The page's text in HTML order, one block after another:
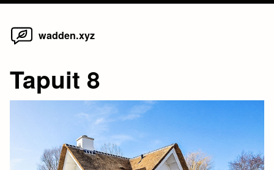
Skip
wadden.xyz
Tapuit 8